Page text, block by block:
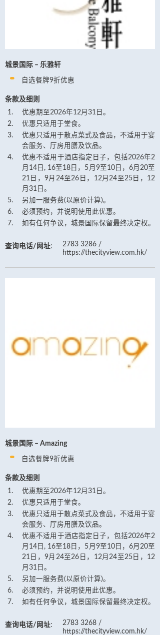
城景国际 – 乐雅轩
自选餐牌9折优惠
条款及细则
优惠期至2026年12月31日。
优惠只适用于堂食。
优惠只适用于散点菜式及食品，不适用于宴
会服务、厅房用膳及饮品。
优惠不适用于酒店指定日子，包括2026年2
月14日, 16至18日，5月9至10日，6月20至
21日，9月24至26日，12月24至25日，12
月31日。
另加一服务费(以原价计算)。
必须预约，并说明使用此优惠。
如有任何争议，城景国际保留最终决定权。
查询电话/网址:
2783 3286 /
https://thecityview.com.hk/
城景国际 – Amazing
自选餐牌9折优惠
条款及细则
优惠期至2026年12月31日。
优惠只适用于堂食。
优惠只适用于散点菜式及食品，不适用于宴
会服务、厅房用膳及饮品。
优惠不适用于酒店指定日子，包括2026年2
月14日, 16至18日，5月9至10日，6月20至
21日，9月24至26日，12月24至25日，12
月31日。
另加一服务费(以原价计算)。
必须预约，并说明使用此优惠。
如有任何争议，城景国际保留最终决定权。
查询电话/网址:
2783 3268 /
https://thecityview.com.hk/